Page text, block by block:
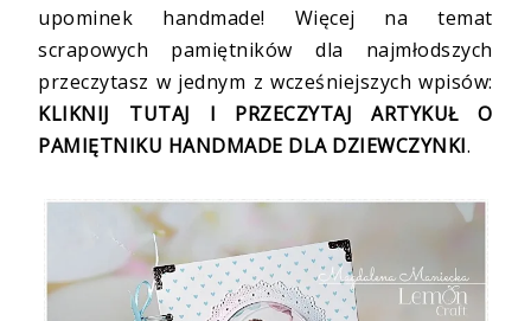
upominek handmade! Więcej na temat
scrapowych pamiętników dla najmłodszych
przeczytasz w jednym z wcześniejszych wpisów:
KLIKNIJ TUTAJ I PRZECZYTAJ ARTYKUŁ O
PAMIĘTNIKU HANDMADE DLA DZIEWCZYNKI.